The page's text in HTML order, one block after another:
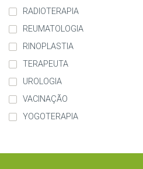
RADIOTERAPIA
REUMATOLOGIA
RINOPLASTIA
TERAPEUTA
UROLOGIA
VACINAÇÃO
YOGOTERAPIA